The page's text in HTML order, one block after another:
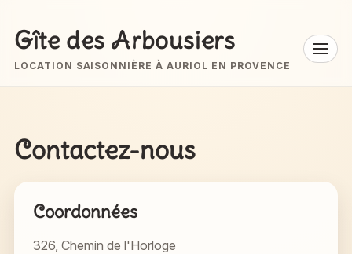
Gîte des Arbousiers
LOCATION SAISONNIÈRE À AURIOL EN PROVENCE
MENU
Contactez-nous
Coordonnées
326, Chemin de l'Horloge